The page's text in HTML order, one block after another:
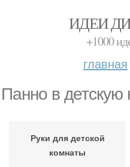
ИДЕИ
+1000
главная
Панно в детскую
Руки для детской
комнаты